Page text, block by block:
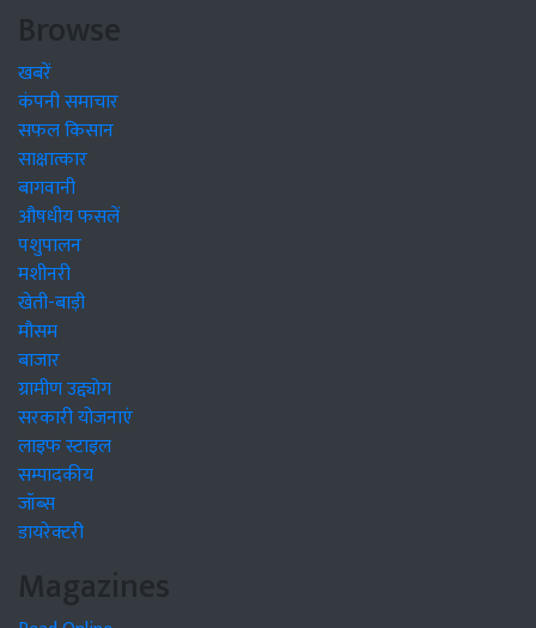
Browse
खबरें
कंपनी समाचार
सफल किसान
साक्षात्कार
बागवानी
औषधीय फसलें
पशुपालन
मशीनरी
खेती-बाड़ी
मौसम
बाजार
ग्रामीण उद्द्योग
सरकारी योजनाएं
लाइफ स्टाइल
सम्पादकीय
जॉब्स
डायरेक्टरी
Magazines